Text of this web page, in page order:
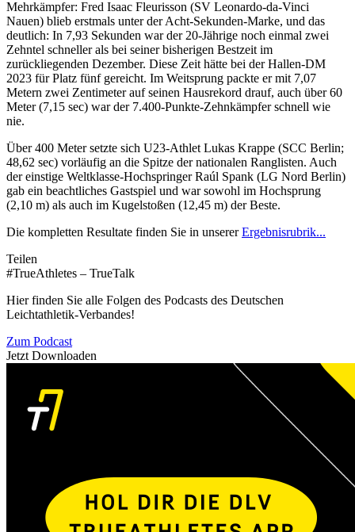
Mehrkämpfer: Fred Isaac Fleurisson (SV Leonardo-da-Vinci
Nauen) blieb erstmals unter der Acht-Sekunden-Marke, und das
deutlich: In 7,93 Sekunden war der 20-Jährige noch einmal zwei
Zehntel schneller als bei seiner bisherigen Bestzeit im
zurückliegenden Dezember. Diese Zeit hätte bei der Hallen-DM
2023 für Platz fünf gereicht. Im Weitsprung packte er mit 7,07
Metern zwei Zentimeter auf seinen Hausrekord drauf, auch über 60
Meter (7,15 sec) war der 7.400-Punkte-Zehnkämpfer schnell wie
nie.
Über 400 Meter setzte sich U23-Athlet Lukas Krappe (SCC Berlin;
48,62 sec) vorläufig an die Spitze der nationalen Ranglisten. Auch
der einstige Weltklasse-Hochspringer Raúl Spank (LG Nord Berlin)
gab ein beachtliches Gastspiel und war sowohl im Hochsprung
(2,10 m) als auch im Kugelstoßen (12,45 m) der Beste.
Die kompletten Resultate finden Sie in unsererErgebnisrubrik...
Teilen
#TrueAthletes – TrueTalk
Hier finden Sie alle Folgen des Podcasts des Deutschen
Leichtathletik-Verbandes!
Zum Podcast
Jetzt Downloaden